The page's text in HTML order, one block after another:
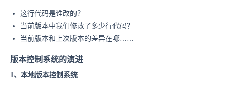
这行代码是谁改的？
当前版本中我们修改了多少行代码？
当前版本和上次版本的差异在哪……
版本控制系统的演进
1、本地版本控制系统